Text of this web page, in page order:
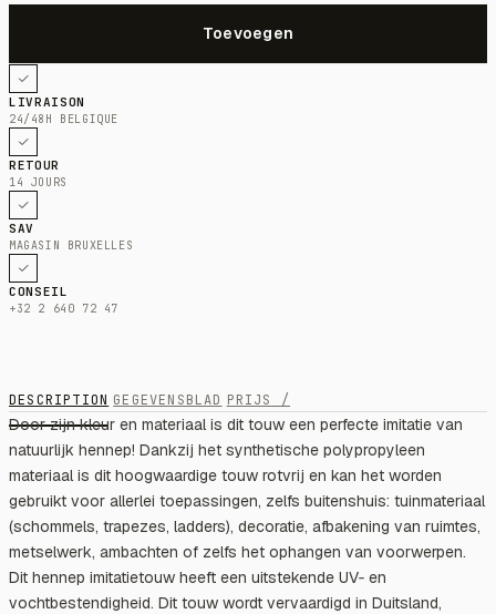
LIVRAISON
24/48H BELGIQUE
RETOUR
14 JOURS
SAV
MAGASIN BRUXELLES
CONSEIL
+32 2 640 72 47
DESCRIPTION GEGEVENSBLAD PRIJS /
Door zijn kleur en materiaal is dit touw een perfecte imitatie van
natuurlijk hennep! Dankzij het synthetische polypropyleen
materiaal is dit hoogwaardige touw rotvrij en kan het worden
gebruikt voor allerlei toepassingen, zelfs buitenshuis: tuinmateriaal
(schommels, trapezes, ladders), decoratie, afbakening van ruimtes,
metselwerk, ambachten of zelfs het ophangen van voorwerpen.
Dit hennep imitatietouw heeft een uitstekende UV‑ en
vochtbestendigheid. Dit touw wordt vervaardigd in Duitsland,